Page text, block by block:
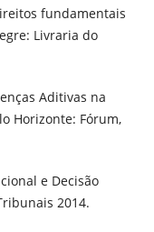
fundamentais
Livraria do
Aditivas na
Horizonte: Fórum,
e Decisão
2014.